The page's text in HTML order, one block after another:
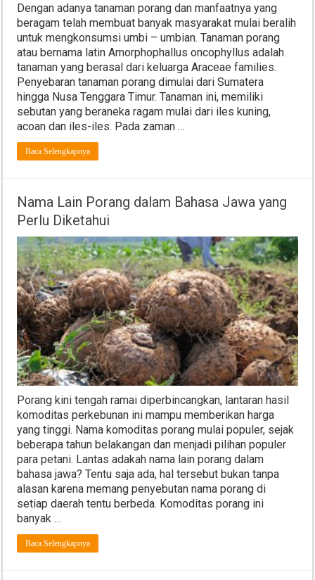
Dengan adanya tanaman porang dan manfaatnya yang
beragam telah membuat banyak masyarakat mulai beralih
untuk mengkonsumsi umbi – umbian. Tanaman porang
atau bernama latin Amorphophallus oncophyllus adalah
tanaman yang berasal dari keluarga Araceae families.
Penyebaran tanaman porang dimulai dari Sumatera
hingga Nusa Tenggara Timur. Tanaman ini, memiliki
sebutan yang beraneka ragam mulai dari iles kuning,
acoan dan iles-iles. Pada zaman …
Baca Selengkapnya
Nama Lain Porang dalam Bahasa Jawa yang
Perlu Diketahui
Porang kini tengah ramai diperbincangkan, lantaran hasil
komoditas perkebunan ini mampu memberikan harga
yang tinggi. Nama komoditas porang mulai populer, sejak
beberapa tahun belakangan dan menjadi pilihan populer
para petani. Lantas adakah nama lain porang dalam
bahasa jawa? Tentu saja ada, hal tersebut bukan tanpa
alasan karena memang penyebutan nama porang di
setiap daerah tentu berbeda. Komoditas porang ini
banyak …
Baca Selengkapnya